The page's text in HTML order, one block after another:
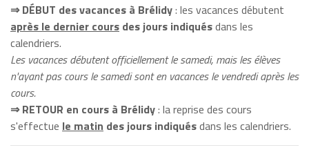
⇒ DÉBUT des vacances à Brélidy: les vacances débutent
après le dernier cours des jours indiquésdans les
calendriers.
Les vacances débutent officiellement le samedi, mais les élèves
n'ayant pas cours le samedi sont en vacances le vendredi après les
cours.
⇒ RETOUR en cours à Brélidy: la reprise des cours
s'effectue le matin des jours indiquésdans les calendriers.